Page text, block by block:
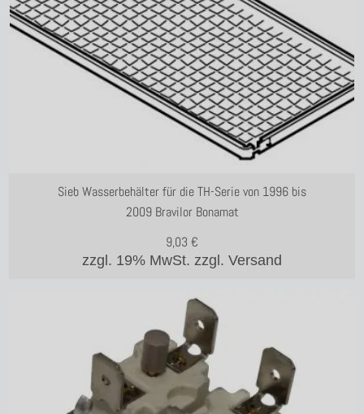
Sieb Wasserbehälter für die TH-Serie von 1996 bis
2009 Bravilor Bonamat
zzgl. 19% MwSt. zzgl. Versand
9,03 €